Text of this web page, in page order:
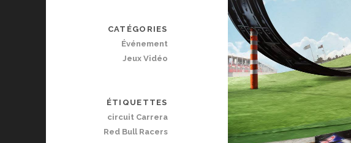
CATÉGORIES
Événement
Jeux Vidéo
ÉTIQUETTES
circuit Carrera
Red Bull Racers